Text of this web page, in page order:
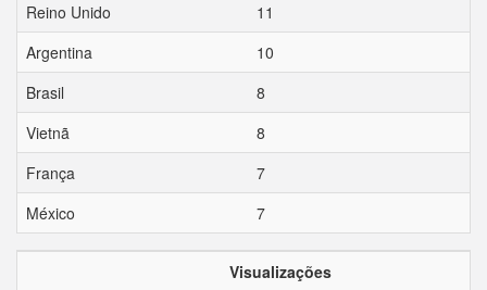
Reino Unido
11
Argentina
10
Brasil
8
Vietnã
8
França
7
México
7
Visualizações